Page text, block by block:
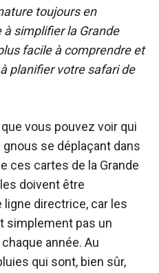
toujours en
simplifier la Grande
facile à comprendre et
planifier votre safari de
vous pouvez voir qui
se déplaçant dans
ces cartes de la Grande
doivent être
directrice, car les
simplement pas un
année. Au
qui sont, bien sûr,